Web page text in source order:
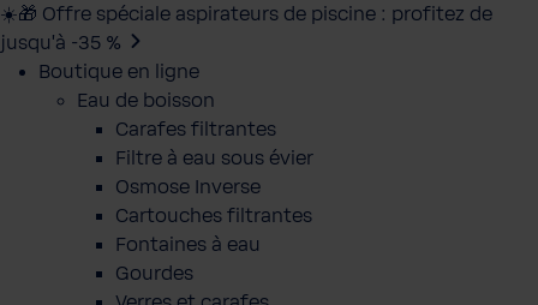
☀️🎁 Offre spéciale aspirateurs de piscine : profitez de
jusqu’à -35 %
Boutique en ligne
Eau de boisson
Carafes filtrantes
Filtre à eau sous évier
Osmose Inverse
Cartouches filtrantes
Fontaines à eau
Gourdes